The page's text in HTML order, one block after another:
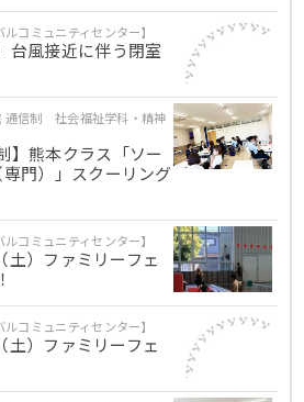
コミュニティセンター】
台風接近に伴う閉室
通信制 社会福祉学科・精神
】熊本クラス「ソー
門）」スクーリング
コミュニティセンター】
土）ファミリーフェ
コミュニティセンター】
土）ファミリーフェ